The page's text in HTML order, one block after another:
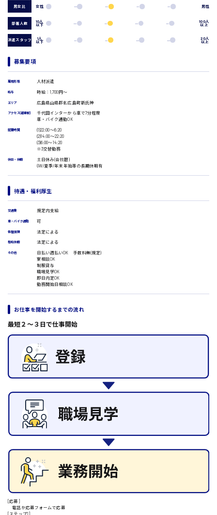
オフィスワーク系
データ入力
コールセンターオペレーター
一般事務
経理事務
営業事務
医療事務
翻訳、通訳
IT・クリエイティブ系
CADオペレーター
WEBデザイナー
システムエンジニア
販売・サービス・フード系
ラウンダー営業
清掃
施工管理
自動車整備士
配送・ドライバー
広島市西区
広島市安佐南区
広島市安佐北区
東広島市
安芸高田市
山県郡
安芸郡
時給1400円～
時給1500円以上
日給10000円以上
男女比 女性 男性
部署人数 10人
以下
100人
以上
派遣スタッフ 1人
以下
20人
以上
募集要項
雇用形態 人材派遣
給与 時給：1,700円～
エリア 広島県山県郡北広島町新氏神
アクセス(最寄駅)
千代田インターから車で7分程度
車・バイク通勤OK
就業時間
(1)22:00〜6:20
(2)14:00〜22:20
(3)6:00〜14:20
※3交替勤務
休日・休暇
土日休み(会社暦)
GW/夏季/年末年始等の長期休暇有
待遇・福利厚生
交通費 規定内支給
車・バイク通勤 可
各種保険 法定による
有給休暇 法定による
その他
日払い週払いOK 手数料無(規定)
寮相談OK
制服貸与
職場見学OK
即日内定OK
勤務開始日相談OK
お仕事を開始するまでの流れ
最短２〜３日で仕事開始
[応募]
電話か応募フォームで応募